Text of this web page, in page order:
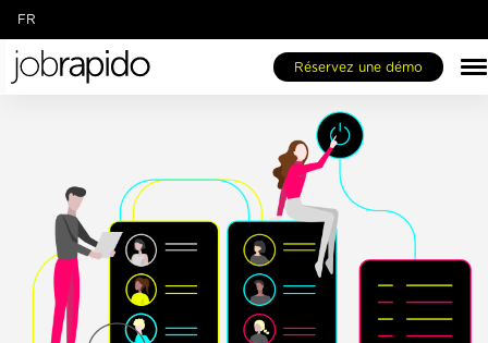
FR
IT
Jobespresso One-Stop-Shop
Notre Marketplace
Qui sommes-nous
Réservez une démo